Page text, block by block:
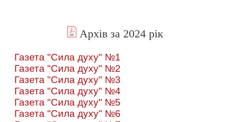
Архів за 2024 рік
Газета "Сила духу" №1
Газета "Сила духу" №2
Газета "Сила духу" №3
Газета "Сила духу" №4
Газета "Сила духу" №5
Газета "Сила духу" №6